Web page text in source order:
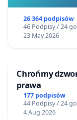
26 364 podpisów
46 Podpisy / 24
23 May 2026
Chrońmy
prawa
177 podpisów
44 Podpisy / 24
4 Aug 2026